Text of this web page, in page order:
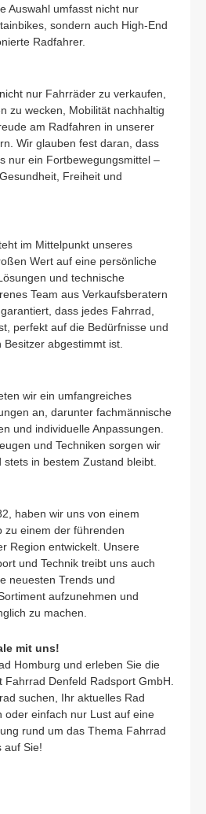
Auswahl umfasst nicht nur
sondern auch High-End
Radfahrer.
nur Fahrräder zu verkaufen,
zu wecken, Mobilität nachhaltig
am Radfahren in unserer
Wir glauben fest daran, dass
nur ein Fortbewegungsmittel –
Freiheit und
im Mittelpunkt unseres
Wert auf eine persönliche
und technische
Team aus Verkaufsberatern
dass jedes Fahrrad,
perfekt auf die Bedürfnisse und
abgestimmt ist.
wir ein umfangreiches
an, darunter fachmännische
und individuelle Anpassungen.
und Techniken sorgen wir
in bestem Zustand bleibt.
haben wir uns von einem
zu einem der führenden
Region entwickelt. Unsere
und Technik treibt uns auch
neuesten Trends und
aufzunehmen und
zu machen.
mit uns!
Homburg und erleben Sie die
Fahrrad Denfeld Radsport GmbH.
suchen, Ihr aktuelles Rad
oder einfach nur Lust auf eine
rund um das Thema Fahrrad
auf Sie!